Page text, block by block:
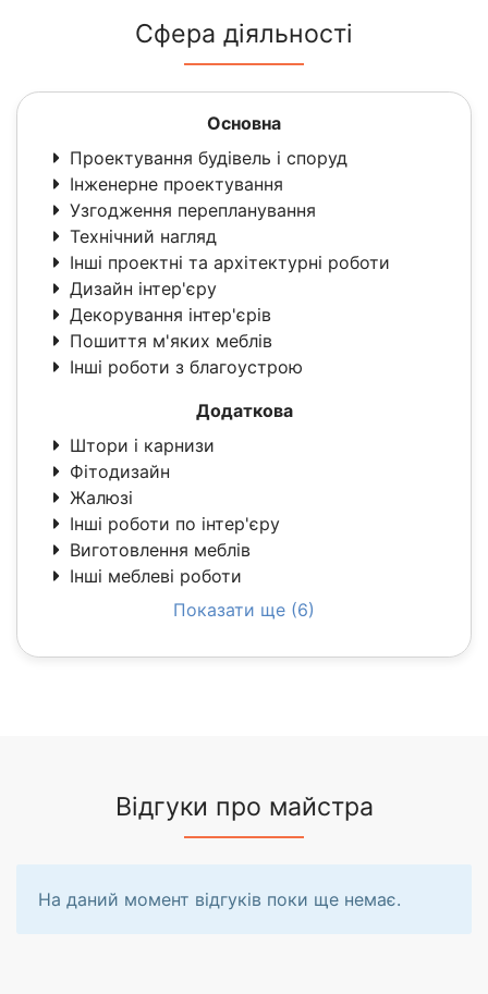
Сфера діяльності
Основна
Проектування будівель і споруд
Інженерне проектування
Узгодження перепланування
Технічний нагляд
Інші проектні та архітектурні роботи
Дизайн інтер'єру
Декорування інтер'єрів
Пошиття м'яких меблів
Інші роботи з благоустрою
Додаткова
Штори і карнизи
Фітодизайн
Жалюзі
Інші роботи по інтер'єру
Виготовлення меблів
Інші меблеві роботи
Показати ще (6)
Відгуки про майстра
На даний момент відгуків поки ще немає.